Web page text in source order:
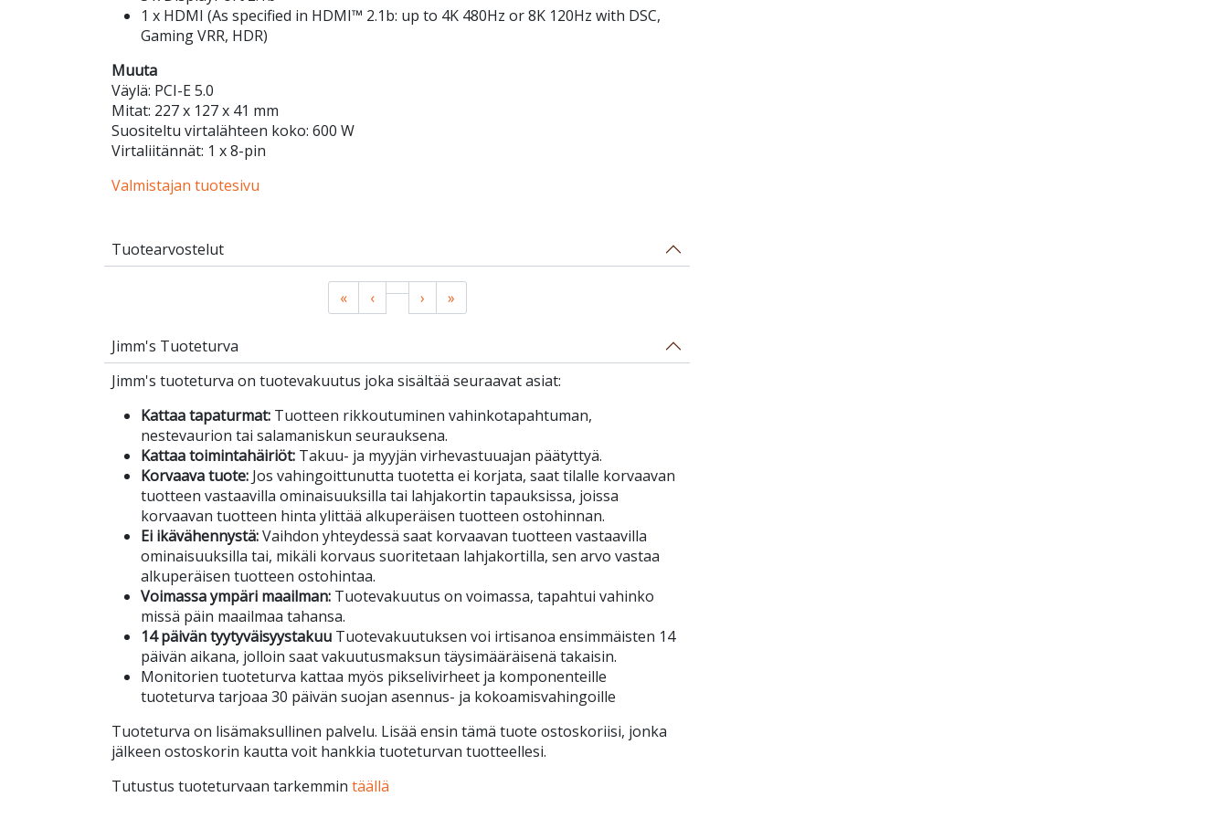
1 x HDMI (As specified in HDMI™ 2.1b: up to 4K 480Hz or 8K 120Hz with DSC,
Gaming VRR, HDR)
Muuta
Väylä: PCI-E 5.0
Mitat: 227 x 127 x 41 mm
Suositeltu virtalähteen koko: 600 W
Virtaliitännät: 1 x 8-pin
Valmistajan tuotesivu
Tuotearvostelut
« ‹ › »
Jimm's Tuoteturva
Jimm's tuoteturva on tuotevakuutus joka sisältää seuraavat asiat:
Kattaa tapaturmat: Tuotteen rikkoutuminen vahinkotapahtuman,
nestevaurion tai salamaniskun seurauksena.
Kattaa toimintahäiriöt: Takuu- ja myyjän virhevastuuajan päätyttyä.
Korvaava tuote: Jos vahingoittunutta tuotetta ei korjata, saat tilalle korvaavan
tuotteen vastaavilla ominaisuuksilla tai lahjakortin tapauksissa, joissa
korvaavan tuotteen hinta ylittää alkuperäisen tuotteen ostohinnan.
Ei ikävähennystä:Vaihdon yhteydessä saat korvaavan tuotteen vastaavilla
ominaisuuksilla tai, mikäli korvaus suoritetaan lahjakortilla, sen arvo vastaa
alkuperäisen tuotteen ostohintaa.
Voimassa ympäri maailman: Tuotevakuutus on voimassa, tapahtui vahinko
missä päin maailmaa tahansa.
14 päivän tyytyväisyystakuu Tuotevakuutuksen voi irtisanoa ensimmäisten 14
päivän aikana, jolloin saat vakuutusmaksun täysimääräisenä takaisin.
Monitorien tuoteturva kattaa myös pikselivirheet ja komponenteille
tuoteturva tarjoaa 30 päivän suojan asennus- ja kokoamisvahingoille
Tuoteturva on lisämaksullinen palvelu. Lisää ensin tämä tuote ostoskoriisi, jonka
jälkeen ostoskorin kautta voit hankkia tuoteturvan tuotteellesi.
Tutustus tuoteturvaan tarkemmin täällä